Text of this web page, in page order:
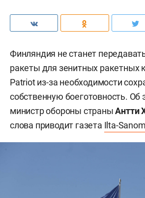
Финляндия не станет
ракеты для зенитных ракетных
Patriot из-за необходимости
собственную боеготовность. Об
министр обороны страныАнтти
слова приводит газета Ilta-